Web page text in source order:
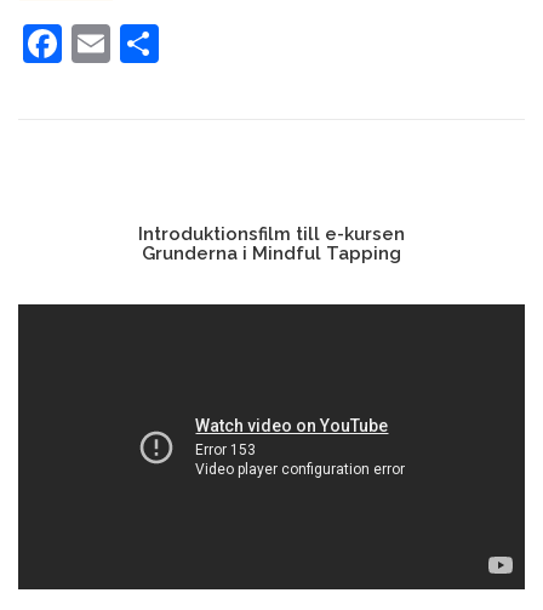
Facebook
Email
Introduktionsfilm till e-kursen
Grunderna i Mindful Tapping